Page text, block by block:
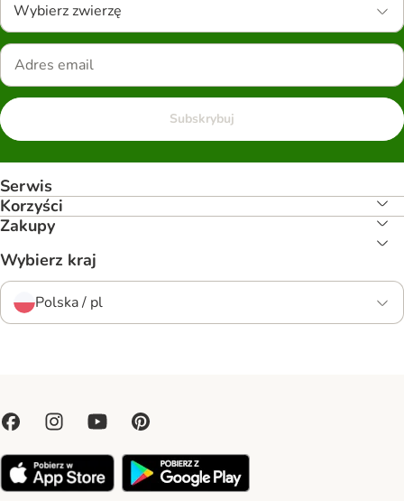
Wybierz zwierzę
Subskrybuj
Serwis
Korzyści
Zakupy
Wybierz kraj
Polska / pl